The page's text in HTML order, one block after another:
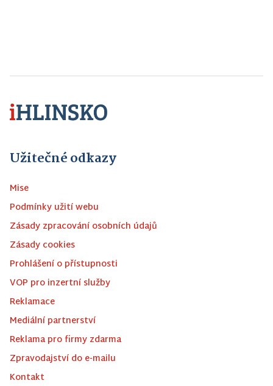
Užitečné odkazy
Mise
Podmínky užití webu
Zásady zpracování osobních údajů
Zásady cookies
Prohlášení o přístupnosti
VOP pro inzertní služby
Reklamace
Mediální partnerství
Reklama pro firmy zdarma
Zpravodajství do e-mailu
Kontakt